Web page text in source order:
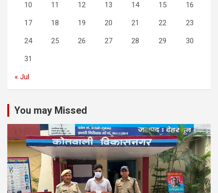
10 11 12 13 14 15 16
17 18 19 20 21 22 23
24 25 26 27 28 29 30
31
« Jul
You may Missed